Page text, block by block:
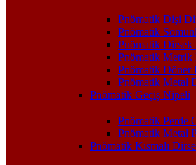
Pnömatik Dişi
Pnömatik
Pnömatik Dirsek
Pnömatik Metrik
Pnömatik Döner
Pnömatik Metal
Pnömatik Geçiş Nipeli
Pnömatik Perde
Pnömatik Metal
Pnömatik Kısmalı